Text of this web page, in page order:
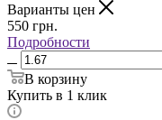
Варианты цен
550 грн.
Подробности
В корзину
Купить в 1 клик